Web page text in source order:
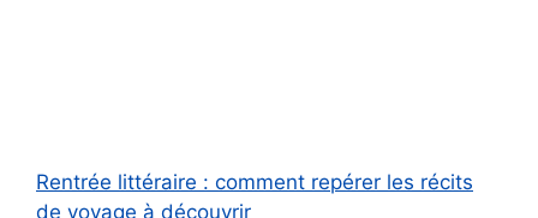
Rentrée littéraire : comment repérer les récits
de voyage à découvrir